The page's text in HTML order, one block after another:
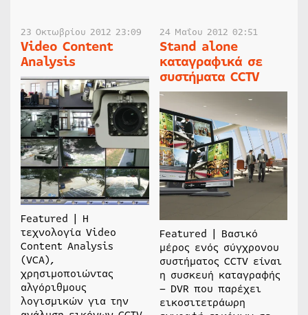
23 Οκτωβρίου 2012 23:09
Video Content
Analysis
Featured | Η
τεχνολογία Video
Content Analysis
(VCA),
χρησιμοποιώντας
αλγόριθμους
λογισμικών για την
24 Μαΐου 2012 02:51
Stand alone
καταγραφικά σε
συστήματα CCTV
Featured | Βασικό
μέρος ενός σύγχρονου
συστήματος CCTV είναι
η συσκευή καταγραφής
– DVR που παρέχει
εικοσιτετράωρη